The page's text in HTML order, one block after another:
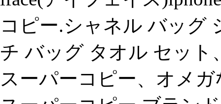
コピー.シャネル バッグ
チ バッグ タオル セッ
スーパーコピー、オメ